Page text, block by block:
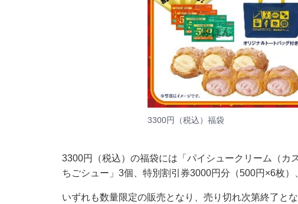
3300円（税込）福袋
3300円（税込）の福袋には「パイシュークリーム（カ
ちごシュー」3個、特別割引券3000円分（500円×6枚
いずれも数量限定の販売となり、売り切れ次第終了と